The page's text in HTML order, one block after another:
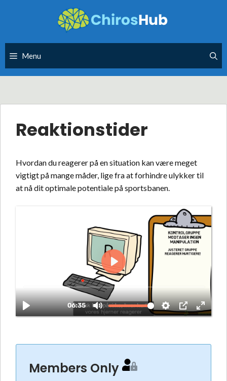
Menu
Reaktionstider
Hvordan du reagerer på en situation kan være meget
vigtigt på mange måder, lige fra at forhindre ulykker til
at nå dit optimale potentiale på sportsbanen.
Members Only